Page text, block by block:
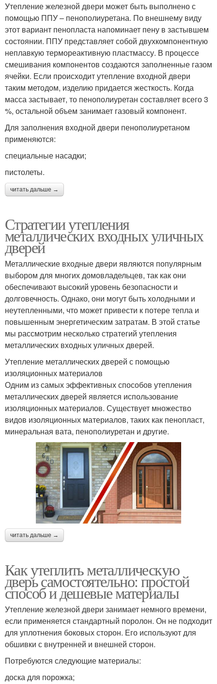
Утепление железной двери может быть выполнено с
помощью ППУ – пенополиуретана. По внешнему виду
этот вариант пенопласта напоминает пену в застывшем
состоянии. ППУ представляет собой двухкомпонентную
неплавкую термореактивную пластмассу. В процессе
смешивания компонентов создаются заполненные газом
ячейки. Если происходит утепление входной двери
таким методом, изделию придается жесткость. Когда
масса застывает, то пенополиуретан составляет всего 3
%, остальной объем занимает газовый компонент.
Для заполнения входной двери пенополиуретаном
применяются:
специальные насадки;
пистолеты.
читать дальше →
Стратегии утепления
металлических входных уличных
дверей
Металлические входные двери являются популярным
выбором для многих домовладельцев, так как они
обеспечивают высокий уровень безопасности и
долговечность. Однако, они могут быть холодными и
неутепленными, что может привести к потере тепла и
повышенным энергетическим затратам. В этой статье
мы рассмотрим несколько стратегий утепления
металлических входных уличных дверей.
Утепление металлических дверей с помощью
изоляционных материалов
Одним из самых эффективных способов утепления
металлических дверей является использование
изоляционных материалов. Существует множество
видов изоляционных материалов, таких как пенопласт,
минеральная вата, пенополиуретан и другие.
читать дальше →
Как утеплить металлическую
дверь самостоятельно: простой
способ и дешевые материалы
Утепление железной двери занимает немного времени,
если применяется стандартный поролон. Он не подходит
для уплотнения боковых сторон. Его используют для
обшивки с внутренней и внешней сторон.
Потребуются следующие материалы:
доска для порожка;